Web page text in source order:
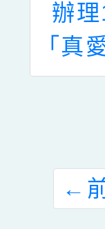
辦
「真
懷特
童活
←